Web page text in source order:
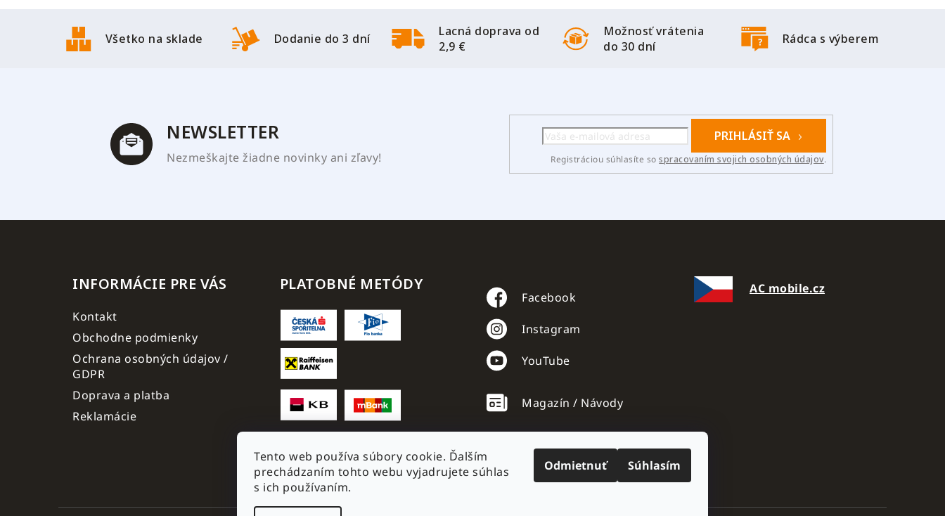
Tento web používa súbory cookie. Ďalším
prechádzaním tohto webu vyjadrujete súhlas
s ich používaním.
Odmietnuť Súhlasím
Všetko na sklade Dodanie do 3 dní
Lacná doprava od
2,9 €
Možnosť vrátenia
do 30 dní
Rádca s výberem
NEWSLETTER
Nezmeškajte žiadne novinky ani zľavy!
PRIHLÁSIŤ SA
Registráciou súhlasíte sospracovaním svojich osobných údajov.
INFORMÁCIE PRE VÁS
Kontakt
Obchodne podmienky
Ochrana osobných údajov /
GDPR
Doprava a platba
Reklamácie
PLATOBNÉ METÓDY
Facebook
Instagram
YouTube
Magazín / Návody
AC mobile.cz